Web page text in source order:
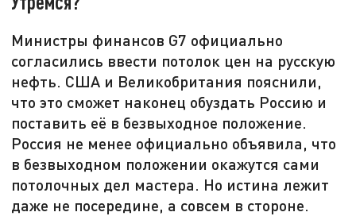
Министры финансов G7 официально
согласились ввести потолок цен на русскую
нефть. США и Великобритания пояснили,
что это сможет наконец обуздать Россию и
поставить её в безвыходное положение.
Россия не менее официально объявила, что
в безвыходном положении окажутся сами
потолочных дел мастера. Но истина лежит
даже не посередине, а совсем в стороне.